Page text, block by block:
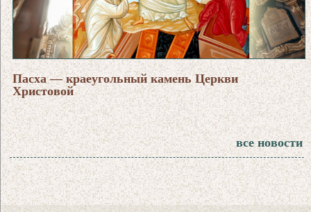
Пасха — краеугольный камень Церкви
Христовой
все новости